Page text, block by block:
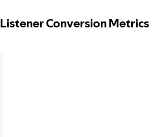
Listener Conversion Metrics